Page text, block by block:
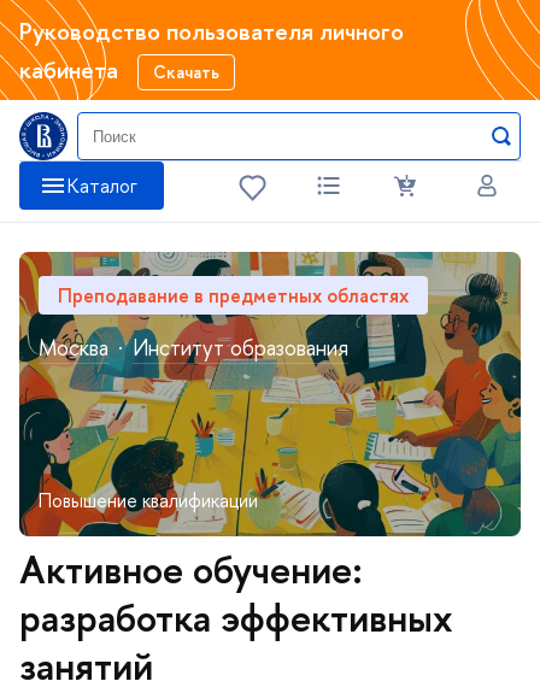
Руководство пользователя личного
кабинета
Скачать
Катало
Преподавание в предметных областях
Москва · Институт образования
Активное обучение:
разработка эффективных
занятий